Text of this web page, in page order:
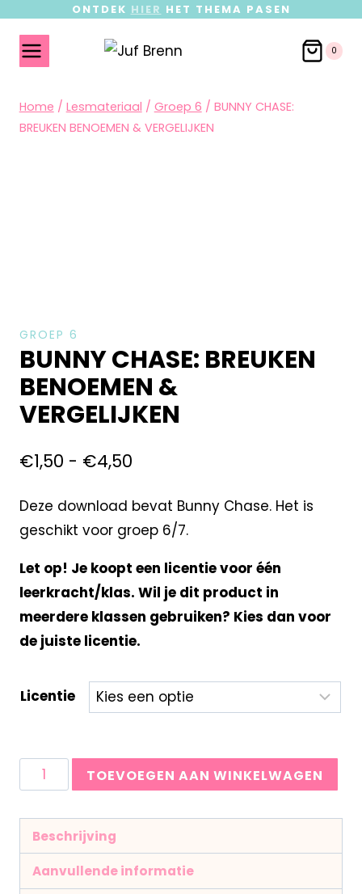
ONTDEK HIER HET THEMA PASEN
0
Home / Lesmateriaal / Groep 6 / BUNNY CHASE:
BREUKEN BENOEMEN & VERGELIJKEN
GROEP 6
BUNNY CHASE: BREUKEN
BENOEMEN &
VERGELIJKEN
€1,50 - €4,50
Deze download bevat Bunny Chase. Het is
geschikt voor groep 6/7.
Let op! Je koopt een licentie voor één
leerkracht/klas. Wil je dit product in
meerdere klassen gebruiken? Kies dan voor
de juiste licentie.
Licentie
TOEVOEGEN AAN WINKELWAGEN
Beschrijving
Aanvullende informatie